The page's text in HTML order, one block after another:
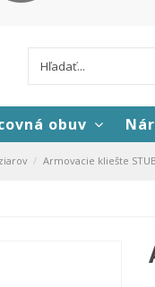
obuv
Armovacie kliešte